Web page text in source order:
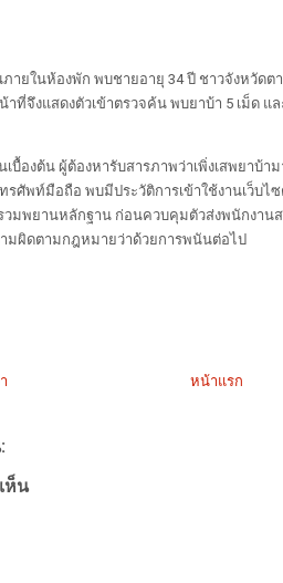
ภายในห้องพัก พบชายอายุ 34 ปี ชาวจังหวัด
าที่จึงแสดงตัวเข้าตรวจค้น พบยาบ้า 5 เม็ด
บื้องต้น ผู้ต้องหารับสารภาพว่าเพิ่งเสพยาบ้า
รศัพท์มือถือ พบมีประวัติการเข้าใช้งานเว็บไ
มพยานหลักฐาน ก่อนควบคุมตัวส่งพนักงาน
มผิดตามกฎหมายว่าด้วยการพนันต่อไป
หน้าแรก
ห็น